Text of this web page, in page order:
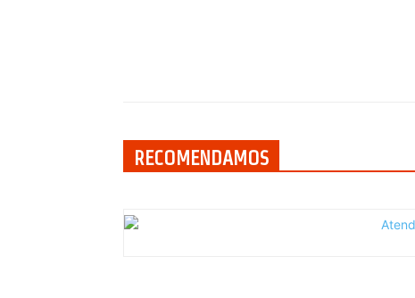
RECOMENDAMOS